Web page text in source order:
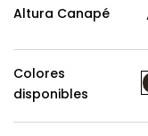
Altura Canapé
Colores
disponibles